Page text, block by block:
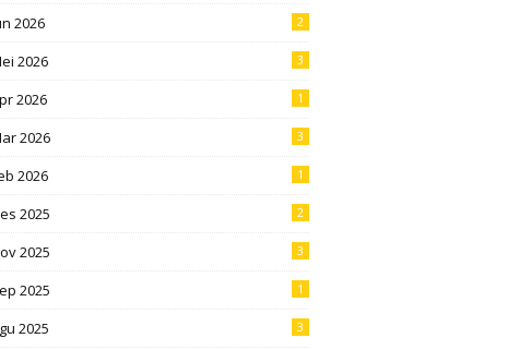
2026 2
2026 3
2026 1
2026 3
2026 1
2025 2
2025 3
2025 1
2025 3